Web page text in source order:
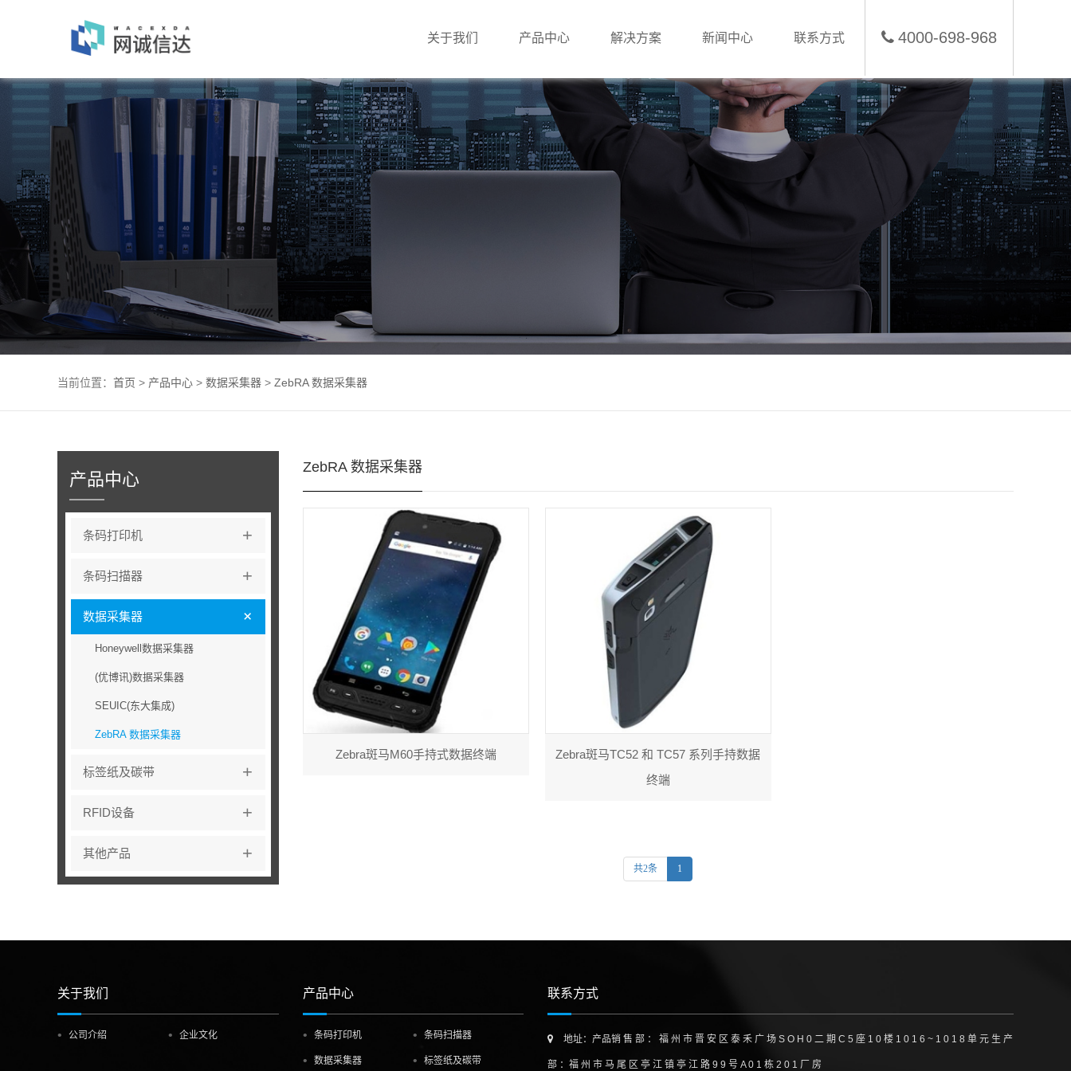
4000-698-968
关于我们 产品中心 解决方案 新闻中心 联系方式
当前位置： 首页 > 产品中心 > 数据采集器 > ZebRA 数据采集器
产品中心
条码打印机 +
条码扫描器 +
数据采集器 +
Honeywell数据采集器
(优博讯)数据采集器
SEUIC(东大集成)
ZebRA 数据采集器
标签纸及碳带 +
RFID设备 +
其他产品 +
ZebRA 数据采集器
Zebra斑马M60手持式数据终端
Zebra斑马TC52 和 TC57 系列手持数据
终端
共2条 1
关于我们
公司介绍 企业文化
产品中心
条码打印机 条码扫描器
数据采集器 标签纸及碳带
联系方式
地址：产品销 售 部 ： 福 州 市 晋 安 区 泰 禾 广 场 S O H 0 二 期 C 5 座 1 0 楼 1 0 1 6 ~ 1 0 1 8 单 元 生 产
部 ：福 州 市 马 尾 区 亭 江 镇 亭 江 路 9 9 号 A 0 1 栋 2 0 1 厂 房